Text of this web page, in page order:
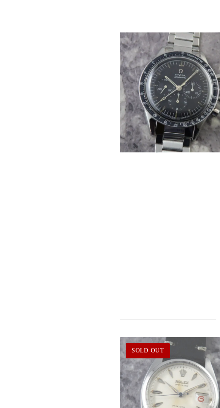
SOLD OUT